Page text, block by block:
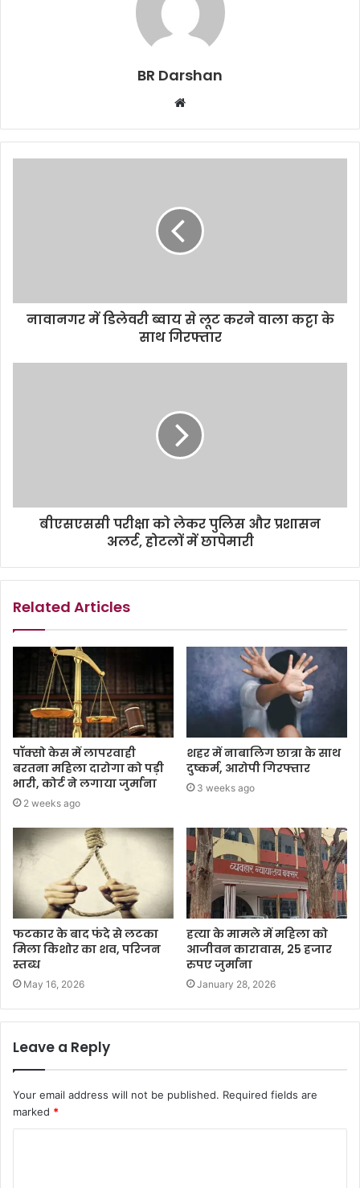
BR Darshan
b
s
e
नावानगर में डिलेवरी ब्वाय से लूट करने वाला कट्टा के
साथ गिरफ्तार
बीएसएससी परीक्षा को लेकर पुलिस और प्रशासन
अलर्ट, होटलों में छापेमारी
Related Articles
पॉक्सो केस में लापरवाही
बरतना महिला दारोगा को पड़ी
भारी, कोर्ट ने लगाया जुर्माना
2 weeks ago
शहर में नाबालिग छात्रा के साथ
दुष्कर्म, आरोपी गिरफ्तार
3 weeks ago
फटकार के बाद फंदे से लटका
मिला किशोर का शव, परिजन
स्तब्ध
May 16, 2026
हत्या के मामले में महिला को
आजीवन कारावास, 25 हजार
रुपए जुर्माना
January 28, 2026
Leave a Reply
Your email address will not be published. Required fields are
marked *